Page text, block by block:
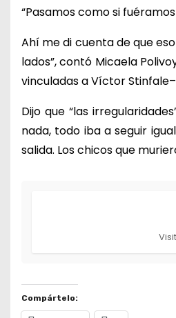
“Pasamos como si
Ahí me di cuenta de que
lados”, contó Micaela
vinculadas a Víctor
Dijo que “las
nada, todo iba a seguir
salida. Los chicos que
Compártelo: